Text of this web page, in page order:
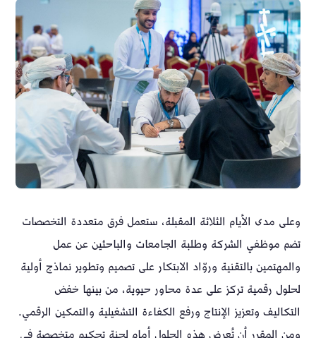
وعلى مدى الأيام الثلاثة المقبلة، ستعمل فرق متعددة التخصصات
تضم موظفي الشركة وطلبة الجامعات والباحثين عن عمل
والمهتمين بالتقنية وروّاد الابتكار على تصميم وتطوير نماذج أولية
لحلول رقمية تركز على عدة محاور حيوية، من بينها خفض
التكاليف وتعزيز الإنتاج ورفع الكفاءة التشغيلية والتمكين الرقمي.